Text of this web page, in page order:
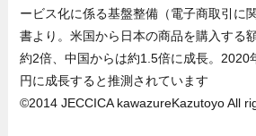
ービス化に係る基盤整備（電子商取引に
書より。米国から日本の商品を購入する
約2倍、中国からは約1.5倍に成長。2020
円に成長すると推測されています
©2014 JECCICA kawazureKazutoyo All